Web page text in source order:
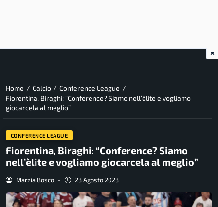
Home / Calcio / Conference League /
Fiorentina, Biraghi: “Conference? Siamo nell’èlite e vogliamo
giocarcela al meglio”
CONFERENCE LEAGUE
Fiorentina, Biraghi: “Conference? Siamo
nell’èlite e vogliamo giocarcela al meglio”
Marzia Bosco - 23 Agosto 2023
×